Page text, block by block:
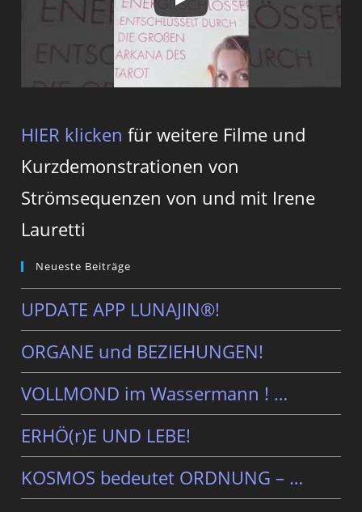
HIER klicken für weitere Filme und
Kurzdemonstrationen von
Strömsequenzen von und mit Irene
Lauretti
Neueste Beiträge
UPDATE APP LUNAJIN®!
ORGANE und BEZIEHUNGEN!
VOLLMOND im Wassermann ! …
ERHÖ(r)E UND LEBE!
KOSMOS bedeutet ORDNUNG – …